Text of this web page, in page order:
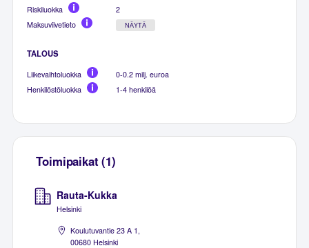
Riskiluokka
2
Maksuviivetieto
NÄYTÄ
TALOUS
Liikevaihtoluokka
0-0.2 milj. euroa
Henkilöstöluokka
1-4 henkilöä
Toimipaikat (1)
Rauta-Kukka
Helsinki
Koulutuvantie 23 A 1,
00680 Helsinki